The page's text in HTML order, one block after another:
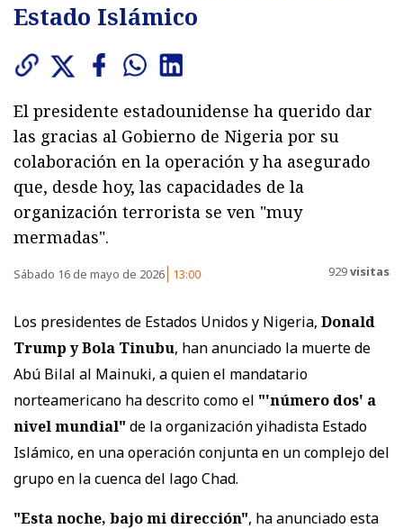
Estado Islámico
El presidente estadounidense ha querido dar
las gracias al Gobierno de Nigeria por su
colaboración en la operación y ha asegurado
que, desde hoy, las capacidades de la
organización terrorista se ven "muy
mermadas".
Sábado 16 de mayo de 2026 13:00 929visitas
Los presidentes de Estados Unidos y Nigeria, Donald
Trump y Bola Tinubu, han anunciado la muerte de
Abú Bilal al Mainuki, a quien el mandatario
norteamericano ha descrito como el "'número dos' a
nivel mundial" de la organización yihadista Estado
Islámico, en una operación conjunta en un complejo del
grupo en la cuenca del lago Chad.
"Esta noche, bajo mi dirección", ha anunciado esta